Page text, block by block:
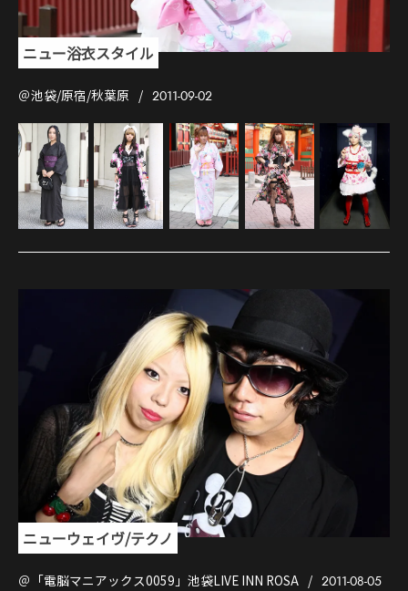
ニュー浴衣スタイル
＠池袋/原宿/秋葉原 2011-09-02
ニューウェイヴ/テクノ
＠「電脳マニアックス0059」池袋LIVE INN ROSA 2011-08-05